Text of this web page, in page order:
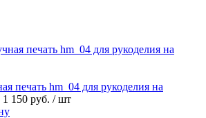
печать hm_04 для рукоделия на
1 150 руб. / шт